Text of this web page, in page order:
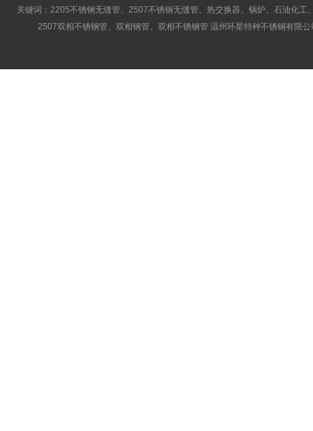
关键词：2205不锈钢无缝管、2507不锈钢无缝管、热交换器、锅炉、石油化
2507双相不锈钢管、双相钢管、双相不锈钢管 温州环星特种不锈钢有限